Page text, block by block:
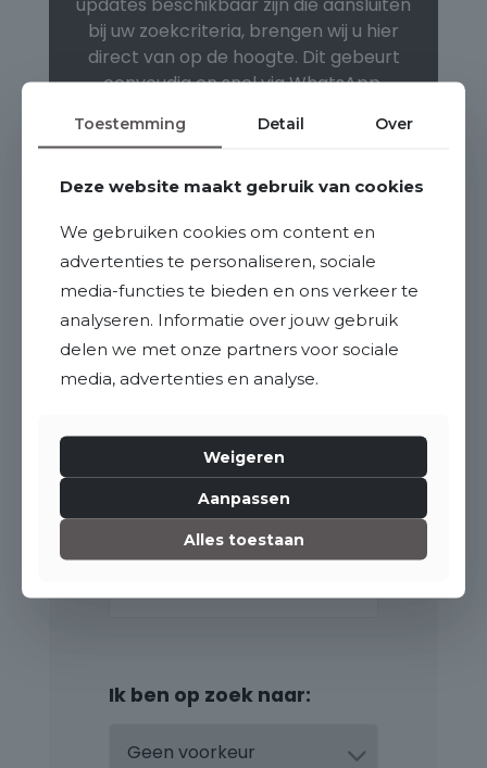
Toestemming Detail Over
Deze website maakt gebruik van cookies
We gebruiken cookies om content en
advertenties te personaliseren, sociale
media-functies te bieden en ons verkeer te
analyseren. Informatie over jouw gebruik
delen we met onze partners voor sociale
media, advertenties en analyse.
Weigeren
Aanpassen
Alles toestaan